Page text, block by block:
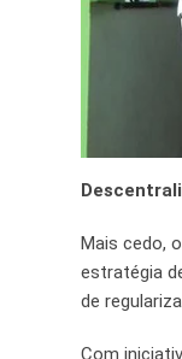
Mais cedo,
estratégia
de
Com